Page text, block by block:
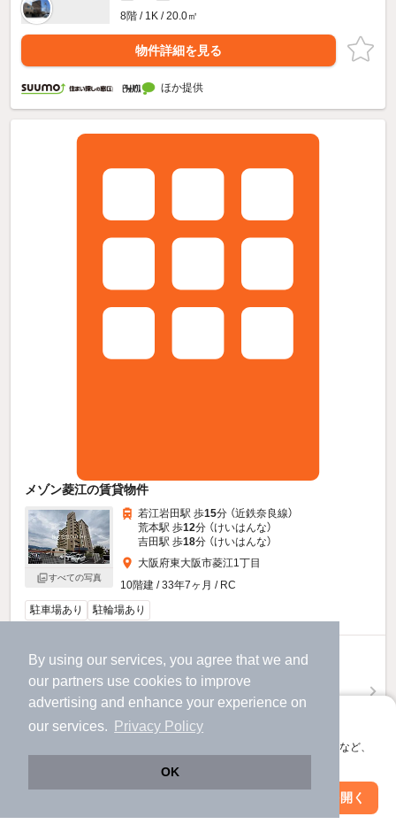
By using our services, you agree that we and
our partners use cookies to improve
advertising and enhance your experience on
our services.
Privacy Policy
OK
アプリに切り替えて、サクサクお部屋探し
会員登録なしですぐ使える。マップ検索やお気に入り保存など、
アプリを開く
8階 / 1K / 20.0㎡
物件詳細を見る
ほか提供
メゾン菱江の賃貸物件
すべての写真
若江岩田駅 歩15分 （近鉄奈良線）
荒本駅 歩12分 （けいはんな）
吉田駅 歩18分 （けいはんな）
大阪府東大阪市菱江1丁目
10階建 / 33年7ヶ月 / RC
駐車場あり
駐輪場あり
7万円
（管理費10,000円）
敷 不要 礼 1.0ヶ月
4階 / 3LDK / 66.55㎡
絞り込み条件を変更